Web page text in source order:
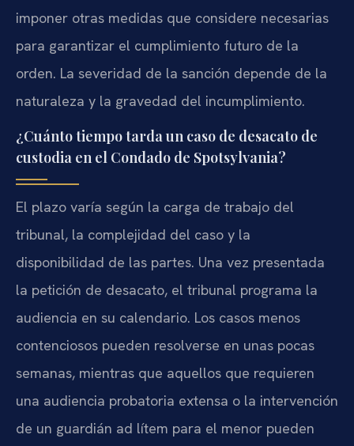
imponer otras medidas que considere necesarias
para garantizar el cumplimiento futuro de la
orden. La severidad de la sanción depende de la
naturaleza y la gravedad del incumplimiento.
¿Cuánto tiempo tarda un caso de desacato de
custodia en el Condado de Spotsylvania?
El plazo varía según la carga de trabajo del
tribunal, la complejidad del caso y la
disponibilidad de las partes. Una vez presentada
la petición de desacato, el tribunal programa la
audiencia en su calendario. Los casos menos
contenciosos pueden resolverse en unas pocas
semanas, mientras que aquellos que requieren
una audiencia probatoria extensa o la intervención
de un guardián ad lítem para el menor pueden